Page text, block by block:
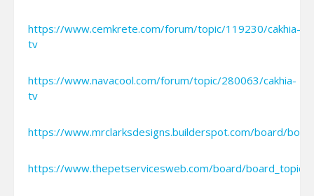
https://www.cemkrete.com/forum/topic/119230/cakhia-
tv
https://www.navacool.com/forum/topic/280063/cakhia-
tv
https://www.mrclarksdesigns.builderspot.com/board/
https://www.thepetservicesweb.com/board/board_topic/